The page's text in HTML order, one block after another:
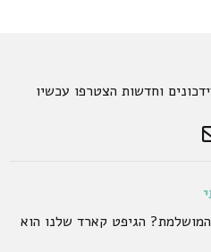
וחדשות הצטרפו עכשיו
הגיפט קארד שלנו הוא